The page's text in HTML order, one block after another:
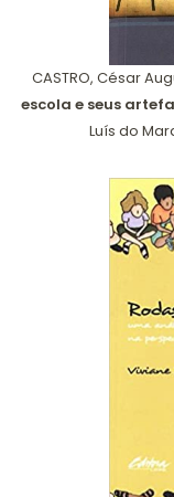
CASTRO, César
escola e seus
Luís do